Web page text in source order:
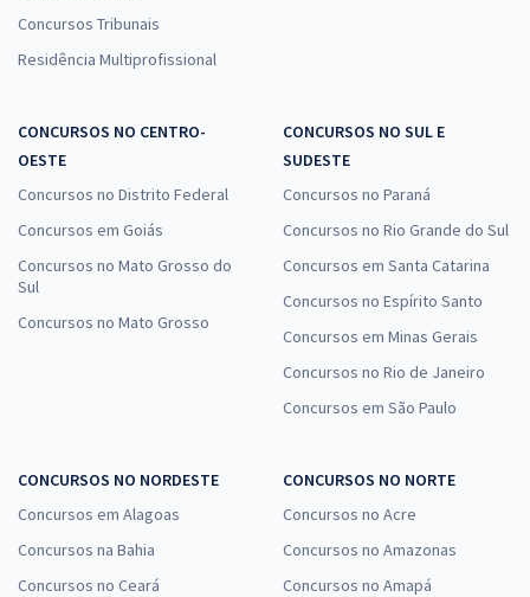
Concursos Tribunais
Residência Multiprofissional
CONCURSOS NO CENTRO-
OESTE
Concursos no Distrito Federal
Concursos em Goiás
Concursos no Mato Grosso do
Sul
Concursos no Mato Grosso
CONCURSOS NO SUL E
SUDESTE
Concursos no Paraná
Concursos no Rio Grande do Sul
Concursos em Santa Catarina
Concursos no Espírito Santo
Concursos em Minas Gerais
Concursos no Rio de Janeiro
Concursos em São Paulo
CONCURSOS NO NORDESTE
Concursos em Alagoas
Concursos na Bahia
Concursos no Ceará
CONCURSOS NO NORTE
Concursos no Acre
Concursos no Amazonas
Concursos no Amapá